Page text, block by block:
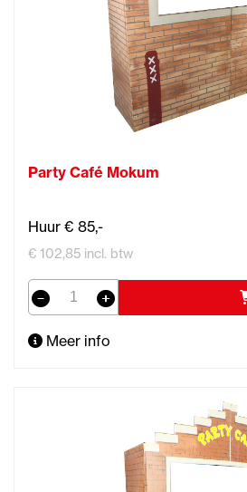
Party Café Mokum
Huur € 85,-
€ 102,85 incl. btw
Meer info